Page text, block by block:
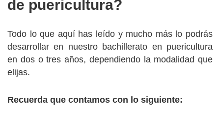
de puericultura?
Todo lo que aquí has leído y mucho más lo podrás
desarrollar en nuestro bachillerato en puericultura
en dos o tres años, dependiendo la modalidad que
elijas.
Recuerda que contamos con lo siguiente: